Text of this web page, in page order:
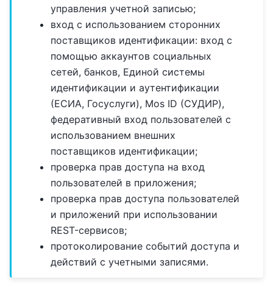
управления учетной записью;
вход с использованием сторонних
поставщиков идентификации: вход с
помощью аккаунтов социальных
сетей, банков, Единой системы
идентификации и аутентификации
(ЕСИА, Госуслуги), Mos ID (СУДИР),
федеративный вход пользователей с
использованием внешних
поставщиков идентификации;
проверка прав доступа на вход
пользователей в приложения;
проверка прав доступа пользователей
и приложений при использовании
REST-сервисов;
протоколирование событий доступа и
действий с учетными записями.